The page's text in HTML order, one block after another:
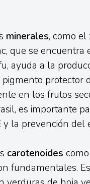
minerales, como
que se encuentra
ayuda a la
protector
en los frutos
es importante
y la prevención del
carotenoides
fundamentales.